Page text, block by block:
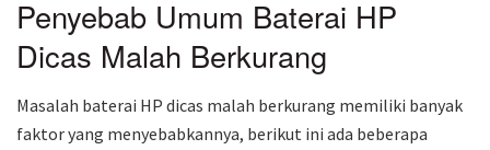
Penyebab Umum Baterai HP
Dicas Malah Berkurang
Masalah baterai HP dicas malah berkurang memiliki banyak
faktor yang menyebabkannya, berikut ini ada beberapa